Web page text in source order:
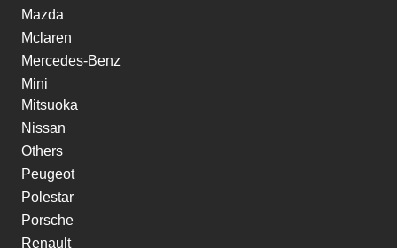
Mazda
Mclaren
Mercedes-Benz
Mini
Mitsuoka
Nissan
Others
Peugeot
Polestar
Porsche
Renault